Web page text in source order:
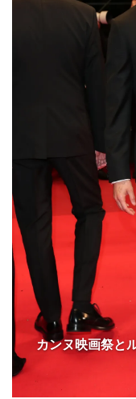
カンヌ映画祭と